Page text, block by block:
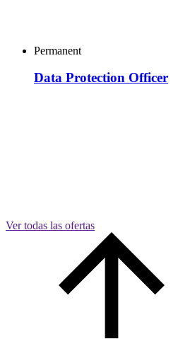
Permanent
Data Protection Officer
Ver todas las ofertas